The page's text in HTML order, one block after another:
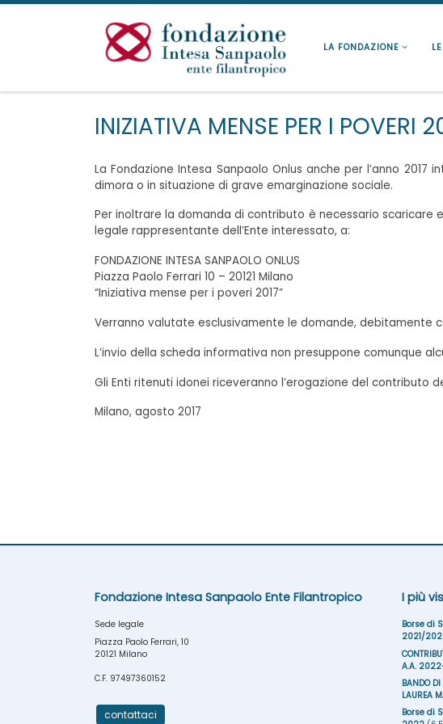
Passa al contenuto
LA FONDAZIONE
INIZIATIVA MENSE PER I POVERI
La Fondazione Intesa Sanpaolo Onlus anche per l’anno
dimora o in situazione di grave emarginazione sociale.
Per inoltrare la domanda di contributo è necessario
legale rappresentante dell’Ente interessato, a:
FONDAZIONE INTESA SANPAOLO ONLUS
Piazza Paolo Ferrari 10 – 20121 Milano
“Iniziativa mense per i poveri 2017”
Verranno valutate esclusivamente le domande, debitamente
L’invio della scheda informativa non presuppone comunque
Gli Enti ritenuti idonei riceveranno l’erogazione del contributo
Milano, agosto 2017
Fondazione Intesa Sanpaolo Ente Filantropico
Sede legale
Piazza Paolo Ferrari, 10
20121 Milano
C.F. 97497360152
contattaci
I più
Borse di
2021/
A.A.
BANDO DI
LAUREA
Borse di